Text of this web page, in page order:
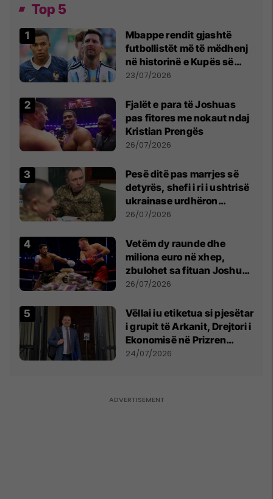
Top 5
Mbappe rendit gjashtë
futbollistët më të mëdhenj
në historinë e Kupës së
Botës, Messi mbetet i dyti
23/07/2026
Fjalët e para të Joshuas
pas fitores me nokaut ndaj
Kristian Prengës
26/07/2026
Pesë ditë pas marrjes së
detyrës, shefi i ri i ushtrisë
ukrainase urdhëron
kontroll të madh
26/07/2026
Vetëm dy raunde dhe
miliona euro në xhep,
zbulohet sa fituan Joshua
e Prenga
26/07/2026
Vëllai iu etiketua si pjesëtar
i grupit të Arkanit, Drejtori i
Ekonomisë në Prizren
mohon pretendimet
24/07/2026